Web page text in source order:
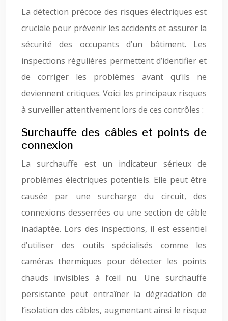
La détection précoce des risques électriques est
cruciale pour prévenir les accidents et assurer la
sécurité des occupants d’un bâtiment. Les
inspections régulières permettent d’identifier et
de corriger les problèmes avant qu’ils ne
deviennent critiques. Voici les principaux risques
à surveiller attentivement lors de ces contrôles :
Surchauffe des câbles et points de
connexion
La surchauffe est un indicateur sérieux de
problèmes électriques potentiels. Elle peut être
causée par une surcharge du circuit, des
connexions desserrées ou une section de câble
inadaptée. Lors des inspections, il est essentiel
d’utiliser des outils spécialisés comme les
caméras thermiques pour détecter les points
chauds invisibles à l’œil nu. Une surchauffe
persistante peut entraîner la dégradation de
l’isolation des câbles, augmentant ainsi le risque